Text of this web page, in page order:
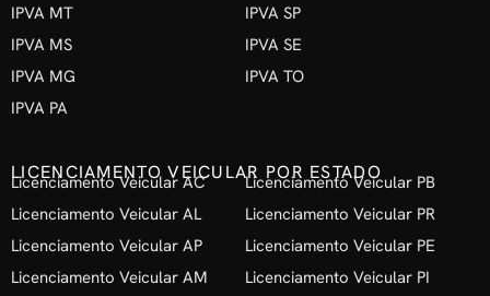
IPVA MT
IPVA MS
IPVA MG
IPVA PA
IPVA SP
IPVA SE
IPVA TO
LICENCIAMENTO VEICULAR POR ESTADO
Licenciamento Veicular AC
Licenciamento Veicular AL
Licenciamento Veicular AP
Licenciamento Veicular AM
Licenciamento Veicular PB
Licenciamento Veicular PR
Licenciamento Veicular PE
Licenciamento Veicular PI